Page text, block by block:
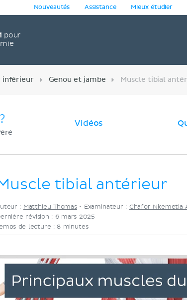
pour
Nouveautés Assistance Mieux étudier
inférieur Genou et jambe Muscle tibial
Vidéos
tibial antérieur
: Matthieu Thomas• Examinateur : Chafor Nkemetia
révision : 6 mars 2025
de lecture : 8 minutes